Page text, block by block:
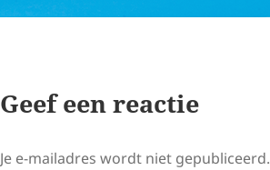
Geef een reactie
Je e-mailadres wordt niet gepubliceerd.